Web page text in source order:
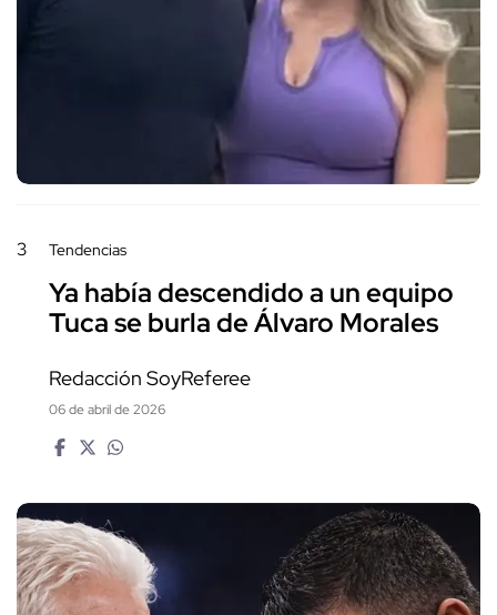
3 Tendencias
Ya había descendido a un equipo
Tuca se burla de Álvaro Morales
Redacción SoyReferee
06 de abril de 2026